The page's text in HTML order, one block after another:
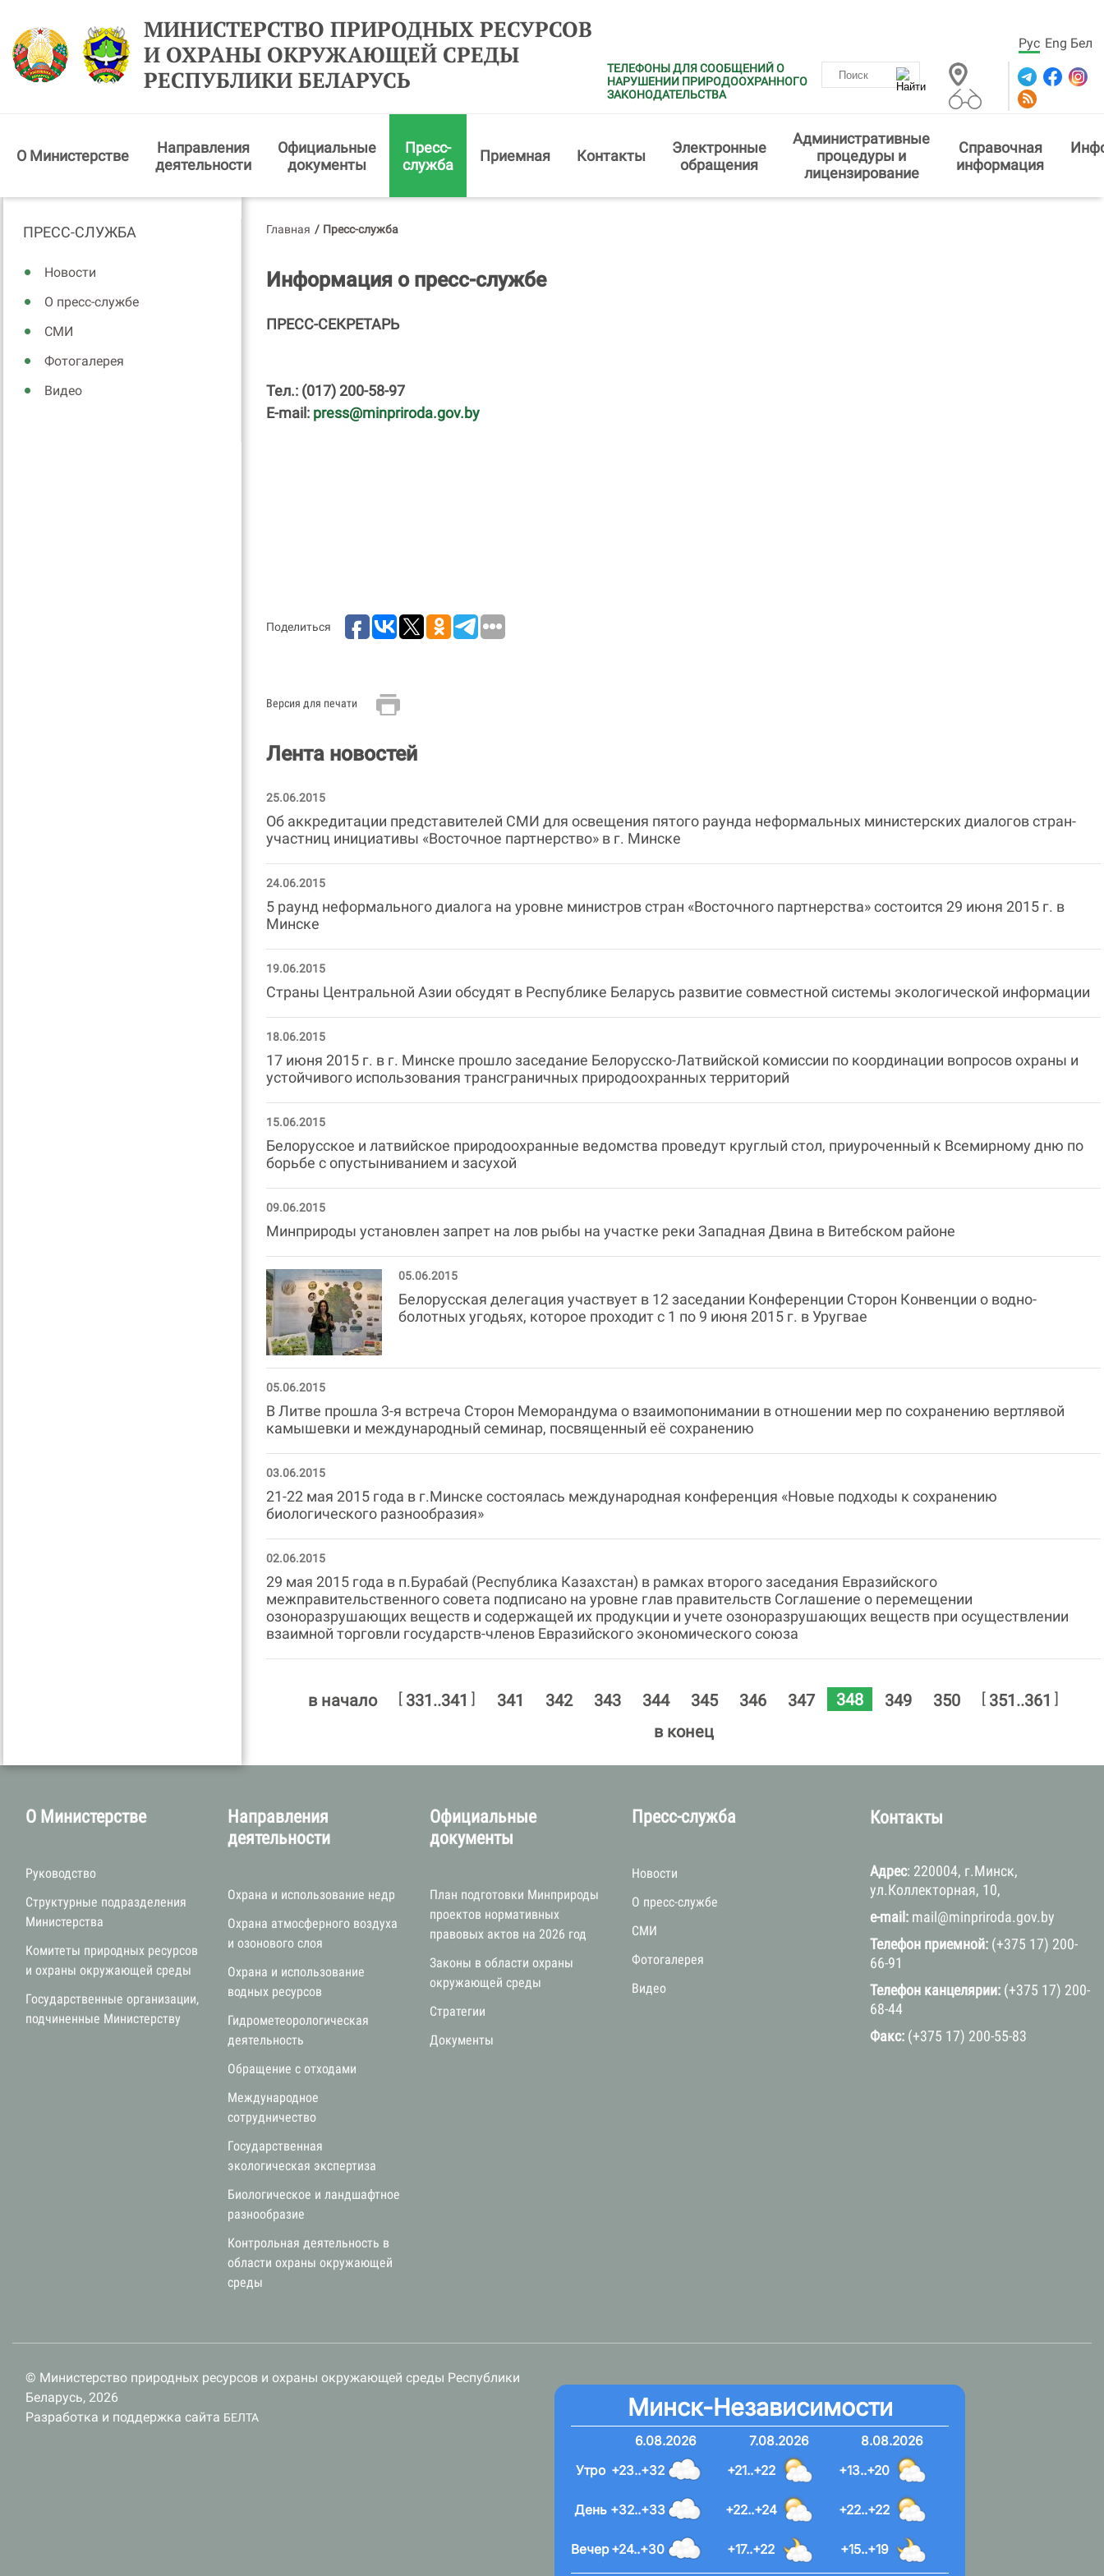
МИНИСТЕРСТВО ПРИРОДНЫХ РЕСУРСОВ
И ОХРАНЫ ОКРУЖАЮЩЕЙ СРЕДЫ
РЕСПУБЛИКИ БЕЛАРУСЬ
Рус Eng Бел
ТЕЛЕФОНЫ ДЛЯ СООБЩЕНИЙ О
НАРУШЕНИИ ПРИРОДООХРАННОГО
ЗАКОНОДАТЕЛЬСТВА
О Министерстве
Направления
деятельности
Официальные
документы
Пресс-
служба
Приемная Контакты
Электронные
обращения
Административные
процедуры и
лицензирование
Справочная
информация
ПРЕСС-СЛУЖБА
Новости
О пресс-службе
СМИ
Фотогалерея
Видео
Главная / Пресс-служба
Информация о пресс-службе
ПРЕСС-СЕКРЕТАРЬ
Тел.: (017) 200-58-97
E-mail: press@minpriroda.gov.by
Поделиться
Версия для печати
Лента новостей
25.06.2015
Об аккредитации представителей СМИ для освещения пятого раунда неформальных министерских диалогов стран-
участниц инициативы «Восточное партнерство» в г. Минске
24.06.2015
5 раунд неформального диалога на уровне министров стран «Восточного партнерства» состоится 29 июня 2015 г. в
Минске
19.06.2015
Страны Центральной Азии обсудят в Республике Беларусь развитие совместной системы экологической информации
18.06.2015
17 июня 2015 г. в г. Минске прошло заседание Белорусско-Латвийской комиссии по координации вопросов охраны и
устойчивого использования трансграничных природоохранных территорий
15.06.2015
Белорусское и латвийское природоохранные ведомства проведут круглый стол, приуроченный к Всемирному дню по
борьбе с опустыниванием и засухой
09.06.2015
Минприроды установлен запрет на лов рыбы на участке реки Западная Двина в Витебском районе
05.06.2015
Белорусская делегация участвует в 12 заседании Конференции Сторон Конвенции о водно-
болотных угодьях, которое проходит с 1 по 9 июня 2015 г. в Уругвае
05.06.2015
В Литве прошла 3-я встреча Сторон Меморандума о взаимопонимании в отношении мер по сохранению вертлявой
камышевки и международный семинар, посвященный её сохранению
03.06.2015
21-22 мая 2015 года в г.Минске состоялась международная конференция «Новые подходы к сохранению
биологического разнообразия»
02.06.2015
29 мая 2015 года в п.Бурабай (Республика Казахстан) в рамках второго заседания Евразийского
межправительственного совета подписано на уровне глав правительств Соглашение о перемещении
озоноразрушающих веществ и содержащей их продукции и учете озоноразрушающих веществ при осуществлении
взаимной торговли государств-членов Евразийского экономического союза
в начало [ 331..341 ] 341 342 343 344 345 346 347 348 349 350 [ 351..361 ]
в конец
О Министерстве
Руководство
Структурные подразделения
Министерства
Комитеты природных ресурсов
и охраны окружающей среды
Государственные организации,
подчиненные Министерству
Направления
деятельности
Охрана и использование недр
Охрана атмосферного воздуха
и озонового слоя
Охрана и использование
водных ресурсов
Гидрометеорологическая
деятельность
Обращение с отходами
Международное
сотрудничество
Государственная
экологическая экспертиза
Биологическое и ландшафтное
разнообразие
Контрольная деятельность в
области охраны окружающей
среды
Официальные
документы
План подготовки Минприроды
проектов нормативных
правовых актов на 2026 год
Законы в области охраны
окружающей среды
Стратегии
Документы
Пресс-служба
Новости
О пресс-службе
СМИ
Фотогалерея
Видео
Контакты
Адрес: 220004, г.Минск,
ул.Коллекторная, 10,
e-mail: mail@minpriroda.gov.by
Телефон приемной: (+375 17) 200-
66-91
Телефон канцелярии: (+375 17) 200-
68-44
Факс: (+375 17) 200-55-83
© Министерство природных ресурсов и охраны окружающей среды Республики
Беларусь, 2026
Разработка и поддержка сайта БЕЛТА Минск-Независимости
6.08.2026
+23..+32
+32..+33
+24..+30
7.08.2026
+21..+22
+22..+24
+17..+22
8.08.2026
+13..+20
+22..+22
+15..+19
Вечер
День
Утро